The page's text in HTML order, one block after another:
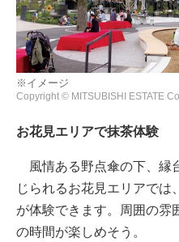
※イメージ
Copyright © MITSUBISHI ESTATE
お花見エリアで抹茶体験
風情ある野点傘の下、縁
じられるお花見エリアでは
が体験できます。周囲の雰
の時間が楽しめそう。